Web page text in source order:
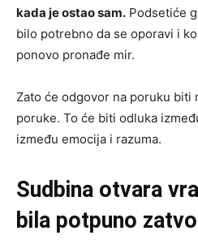
kada je ostao sam. Podsetiće
bilo potrebno da se oporavi i
ponovo pronađe mir.
Zato će odgovor na poruku biti
poruke. To će biti odluka
između emocija i razuma.
Sudbina otvara
bila potpuno